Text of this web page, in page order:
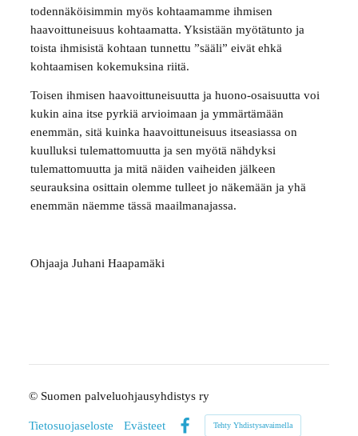
todennäköisimmin myös kohtaamamme ihmisen
haavoittuneisuus kohtaamatta. Yksistään myötätunto ja
toista ihmisistä kohtaan tunnettu ”sääli” eivät ehkä
kohtaamisen kokemuksina riitä.
Toisen ihmisen haavoittuneisuutta ja huono-osaisuutta voi
kukin aina itse pyrkiä arvioimaan ja ymmärtämään
enemmän, sitä kuinka haavoittuneisuus itseasiassa on
kuulluksi tulemattomuutta ja sen myötä nähdyksi
tulemattomuutta ja mitä näiden vaiheiden jälkeen
seurauksina osittain olemme tulleet jo näkemään ja yhä
enemmän näemme tässä maailmanajassa.
Ohjaaja Juhani Haapamäki
© Suomen palveluohjausyhdistys ry
Tietosuojaseloste
Evästeet
Tehty Yhdistysavaimella